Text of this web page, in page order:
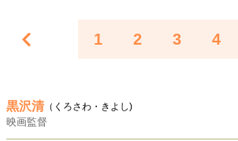
1 2 3 4
黒沢清 （くろさわ・きよし)
映画監督